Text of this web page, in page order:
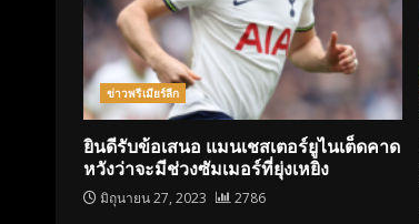
ข่าวพรีเมียร์ลีก
ยินดีรับข้อเสนอ แมนเชสเตอร์ยูไนเต็ดคาด
หวังว่าจะมีช่วงซัมเมอร์ที่ยุ่งเหยิง
มิถุนายน 27, 2023 2786